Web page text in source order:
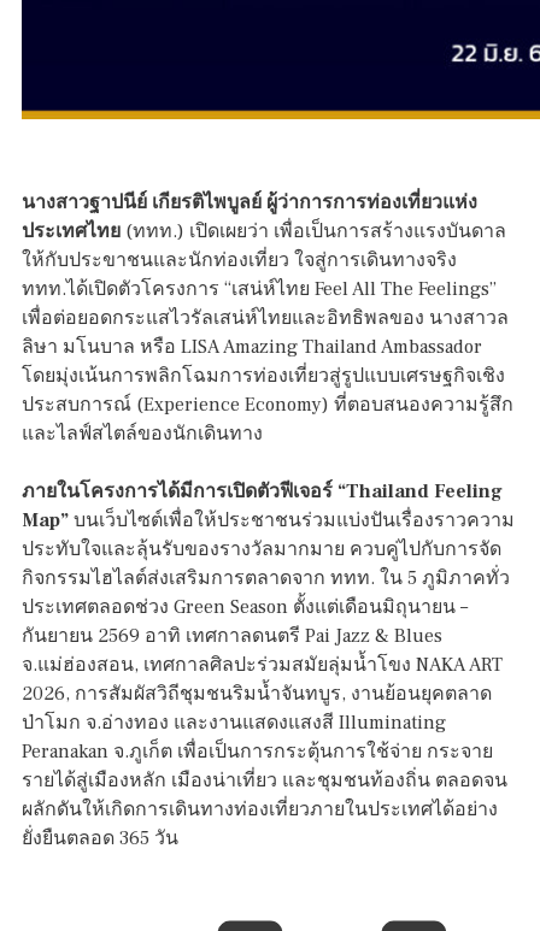
นางสาวฐาปนีย์ เกียรติไพบูลย์ ผู้ว่าการการท่องเที่ยวแห่ง
ประเทศไทย (ททท.) เปิดเผยว่า เพื่อเป็นการสร้างแรงบันดาล
ให้กับประขาชนและนักท่องเที่ยว ใจสู่การเดินทางจริง
ททท.ได้เปิดตัวโครงการ “เสน่ห์ไทย Feel All The Feelings”
เพื่อต่อยอดกระแสไวรัลเสน่ห์ไทยและอิทธิพลของ นางสาวล
ลิษา มโนบาล หรือ LISA Amazing Thailand Ambassador
โดยมุ่งเน้นการพลิกโฉมการท่องเที่ยวสู่รูปแบบเศรษฐกิจเชิง
ประสบการณ์ (Experience Economy) ที่ตอบสนองความรู้สึก
และไลฟ์สไตล์ของนักเดินทาง
ภายในโครงการได้มีการเปิดตัวฟีเจอร์ “Thailand Feeling
Map” บนเว็บไซต์เพื่อให้ประชาชนร่วมแบ่งปันเรื่องราวความ
ประทับใจและลุ้นรับของรางวัลมากมาย ควบคู่ไปกับการจัด
กิจกรรมไฮไลต์ส่งเสริมการตลาดจาก ททท. ใน 5 ภูมิภาคทั่ว
ประเทศตลอดช่วง Green Season ตั้งแต่เดือนมิถุนายน –
กันยายน 2569 อาทิ เทศกาลดนตรี Pai Jazz & Blues
จ.แม่ฮ่องสอน, เทศกาลศิลปะร่วมสมัยลุ่มน้ำโขง NAKA ART
2026, การสัมผัสวิถีชุมชนริมน้ำจันทบูร, งานย้อนยุคตลาด
ป่าโมก จ.อ่างทอง และงานแสดงแสงสี Illuminating
Peranakan จ.ภูเก็ต เพื่อเป็นการกระตุ้นการใช้จ่าย กระจาย
รายได้สู่เมืองหลัก เมืองน่าเที่ยว และชุมชนท้องถิ่น ตลอดจน
ผลักดันให้เกิดการเดินทางท่องเที่ยวภายในประเทศได้อย่าง
ยั่งยืนตลอด 365 วัน